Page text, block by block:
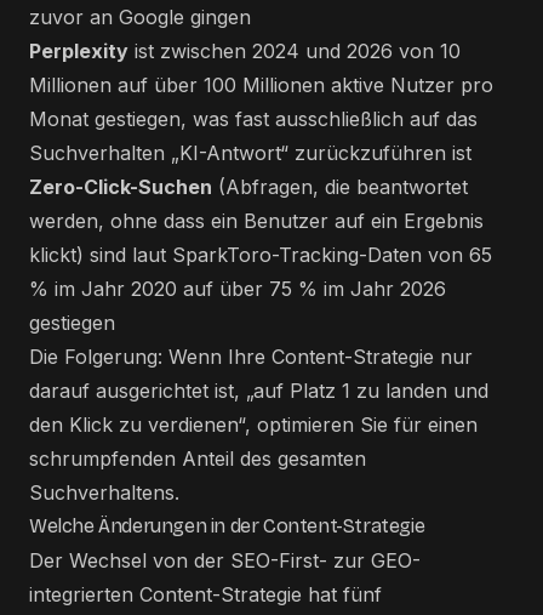
zuvor an Google gingen
Perplexity ist zwischen 2024 und 2026 von 10
Millionen auf über 100 Millionen aktive Nutzer pro
Monat gestiegen, was fast ausschließlich auf das
Suchverhalten „KI-Antwort“ zurückzuführen ist
Zero-Click-Suchen (Abfragen, die beantwortet
werden, ohne dass ein Benutzer auf ein Ergebnis
klickt) sind laut SparkToro-Tracking-Daten von 65
% im Jahr 2020 auf über 75 % im Jahr 2026
gestiegen
Die Folgerung: Wenn Ihre Content-Strategie nur
darauf ausgerichtet ist, „auf Platz 1 zu landen und
den Klick zu verdienen“, optimieren Sie für einen
schrumpfenden Anteil des gesamten
Suchverhaltens.
Welche Änderungen in der Content-Strategie
Der Wechsel von der SEO-First- zur GEO-
integrierten Content-Strategie hat fünf